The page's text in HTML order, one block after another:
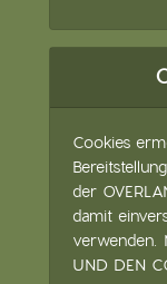
Cookies
der
damit
verwenden.
UND DEN